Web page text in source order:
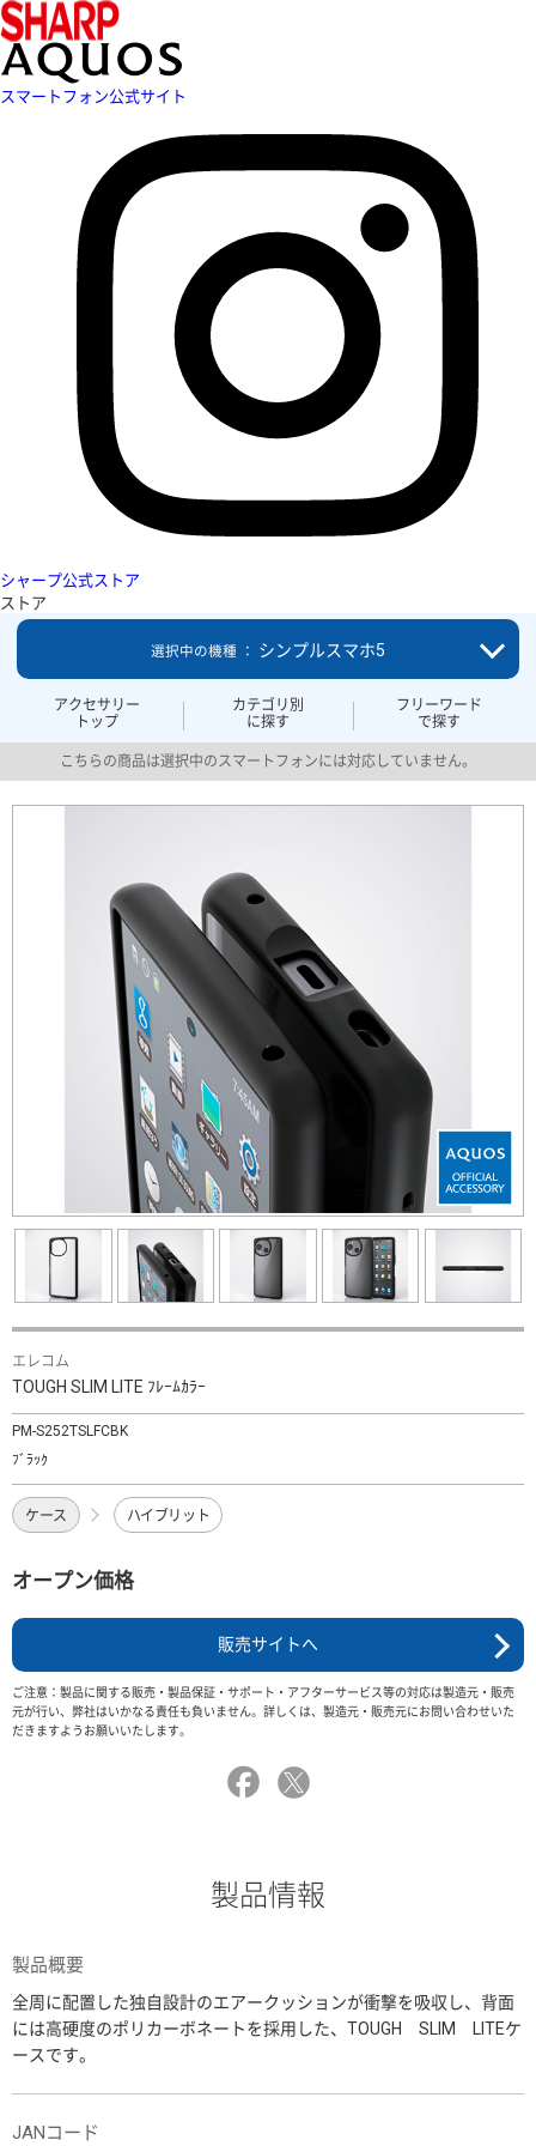
スマートフォン公式サイト
シャープ公式ストア
ストア
アクセサリー
トップ
カテゴリ別
に探す
フリーワード
で探す
選択中の機種 ： シンプルスマホ5
こちらの商品は選択中のスマートフォンには対応していません。
エレコム
TOUGH SLIM LITE ﾌﾚｰﾑｶﾗｰ
PM-S252TSLFCBK
ﾌﾞﾗｯｸ
ケース ハイブリット
オープン価格
販売サイトへ
ご注意：製品に関する販売・製品保証・サポート・アフターサービス等の対応は製造元・販売
元が行い、弊社はいかなる責任も負いません。詳しくは、製造元・販売元にお問い合わせいた
だきますようお願いいたします。
製品情報
製品概要
全周に配置した独自設計のエアークッションが衝撃を吸収し、背面
には高硬度のポリカーボネートを採用した、TOUGH SLIM LITEケ
ースです。
JANコード